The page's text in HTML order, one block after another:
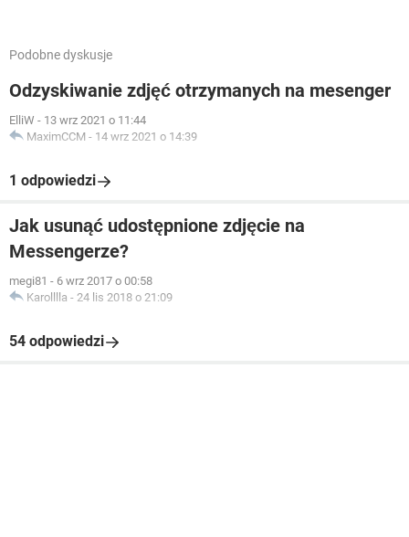
Podobne dyskusje
Odzyskiwanie zdjęć otrzymanych na mesenger
ElliW - 13 wrz 2021 o 11:44
MaximCCM - 14 wrz 2021 o 14:39
1 odpowiedzi
Jak usunąć udostępnione zdjęcie na
Messengerze?
megi81 - 6 wrz 2017 o 00:58
Karolllla - 24 lis 2018 o 21:09
54 odpowiedzi